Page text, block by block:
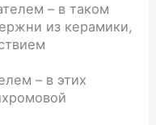
– в таком
из керамики,
– в этих